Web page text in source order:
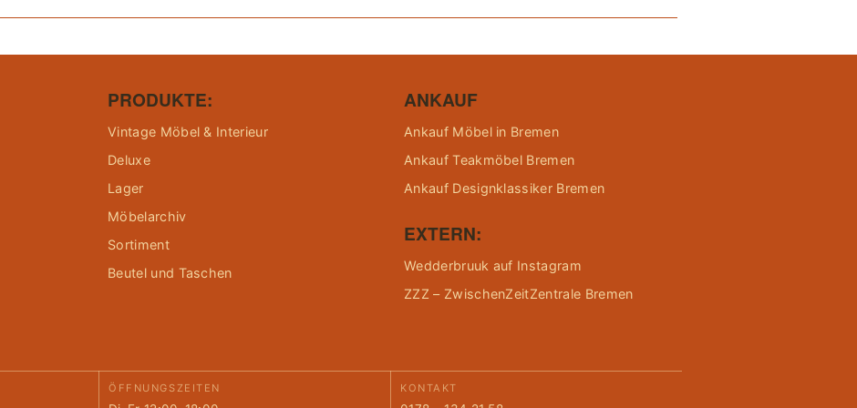
PRODUKTE:
Vintage Möbel & Interieur
Deluxe
Lager
Möbelarchiv
Sortiment
Beutel und Taschen
ANKAUF
Ankauf Möbel in Bremen
Ankauf Teakmöbel Bremen
Ankauf Designklassiker Bremen
EXTERN:
Wedderbruuk auf Instagram
ZZZ – ZwischenZeitZentrale Bremen
ÖFFNUNGSZEITEN KONTAKT